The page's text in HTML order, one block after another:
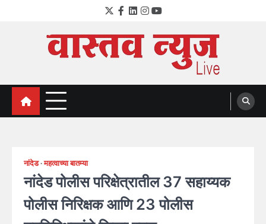
Twitter
Facebook
LinkedIn
Instagram
YouTube
VastavNEWSLive.com
a leading NEWS portal of Maharahstra
नांदेड महत्वाच्या बातम्या
नांदेड पोलीस परिक्षेत्रातील 37 सहाय्यक
पोलीस निरिक्षक आणि 23 पोलीस